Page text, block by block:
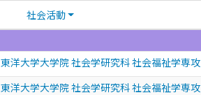
社会活動
東洋大学大学院 社会学研究科 社会福祉学専
東洋大学大学院 社会学研究科 社会福祉学専